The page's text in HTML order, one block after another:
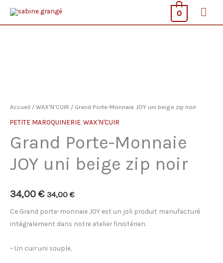
0
Accueil / WAX'N'CUIR / Grand Porte-Monnaie JOY uni beige zip noir
PETITE MAROQUINERIE WAX'N'CUIR
Grand Porte-Monnaie
JOY uni beige zip noir
34,00 € 34,00 €
Ce Grand porte-monnaie JOY est un joli produit manufacturé
intégralement dans notre atelier finistérien.
– Un cuir uni souple,